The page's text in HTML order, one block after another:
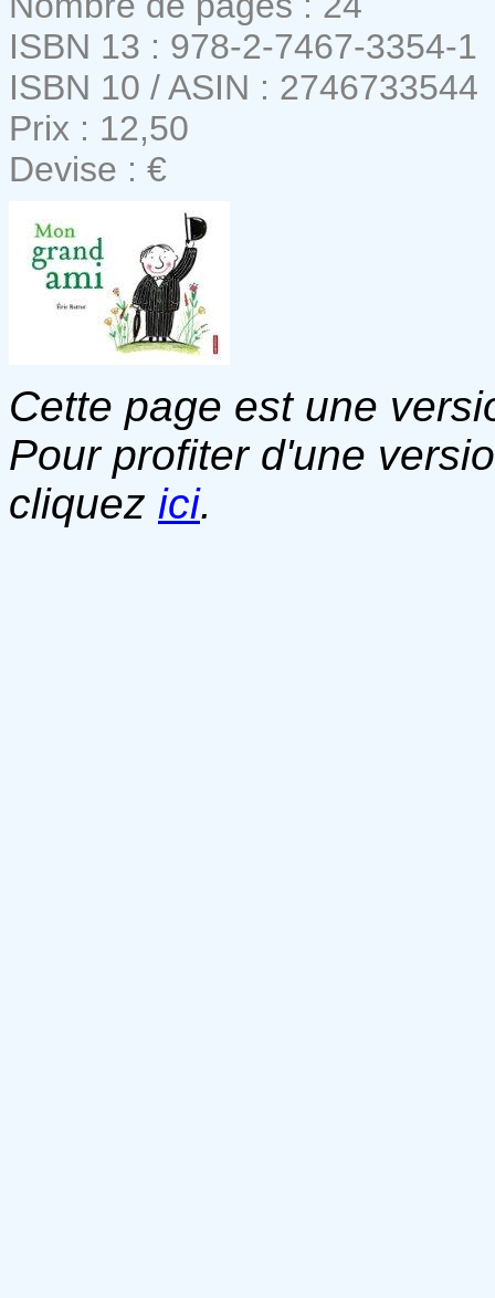
ISBN 13 : 978-2-7467-3354-1
ISBN 10 / ASIN : 2746733544
Prix : 12,50
Devise : €
Cette page est une
Pour profiter d'une
cliquez ici.